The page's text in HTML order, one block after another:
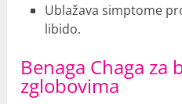
Ublažava simptome
libido.
Benaga Chaga za
zglobovima